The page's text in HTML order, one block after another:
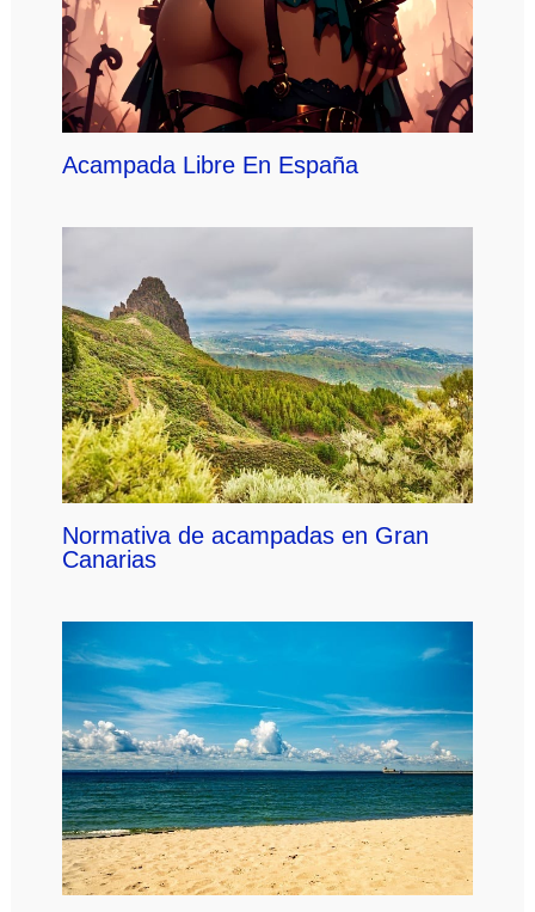
Acampada Libre En España
Normativa de acampadas en Gran
Canarias